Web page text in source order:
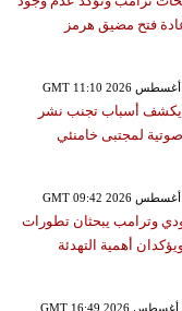
فتح مضيق هرمز
يكشف أسباب تجنب نشر
لمجتبى خامنئي
وترامب يبحثان تطورات
أهمية التهدئة